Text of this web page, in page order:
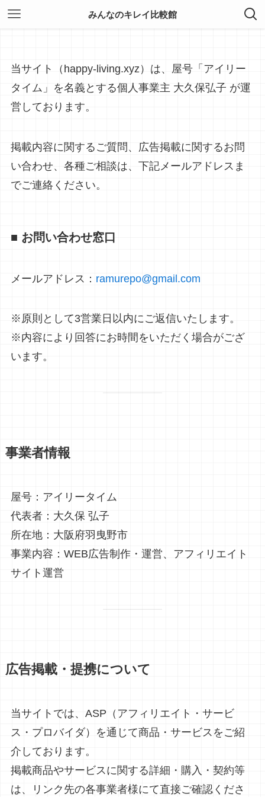
みんなのキレイ比較館
当サイト（happy-living.xyz）は、屋号「アイリー
タイム」を名義とする個人事業主 大久保弘子 が運
営しております。
掲載内容に関するご質問、広告掲載に関するお問
い合わせ、各種ご相談は、下記メールアドレスま
でご連絡ください。
■ お問い合わせ窓口
メールアドレス： ramurepo@gmail.com
※原則として3営業日以内にご返信いたします。
※内容により回答にお時間をいただく場合がござ
います。
事業者情報
屋号：アイリータイム
代表者：大久保 弘子
所在地：大阪府羽曳野市
事業内容：WEB広告制作・運営、アフィリエイト
サイト運営
広告掲載・提携について
当サイトでは、ASP（アフィリエイト・サービ
ス・プロバイダ）を通じて商品・サービスをご紹
介しております。
掲載商品やサービスに関する詳細・購入・契約等
は、リンク先の各事業者様にて直接ご確認くださ